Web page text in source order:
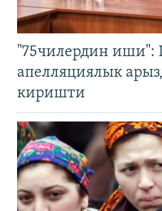
"75чилердин иши":
апелляциялык
киришти